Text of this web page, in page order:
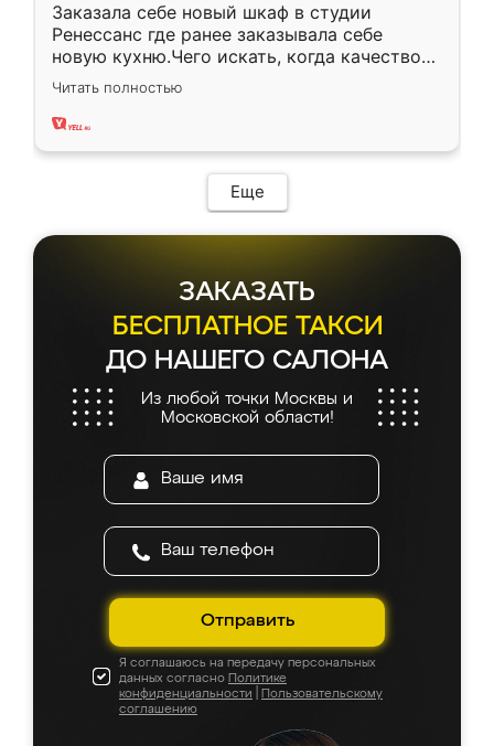
Заказала себе новый шкаф в студии
Ренессанс где ранее заказывала себе
новую кухню.Чего искать, когда качеством
вполне довольна. Служит кухня уже почти
два года, нареканий нет.
Читать полностью
Еще
ЗАКАЗАТЬ
БЕСПЛАТНОЕ ТАКСИ
ДО НАШЕГО САЛОНА
Из любой точки Москвы и
Московской области!
Отправить
Я соглашаюсь на передачу персональных
данных согласно Политике
конфиденциальности
Пользовательскому
соглашению